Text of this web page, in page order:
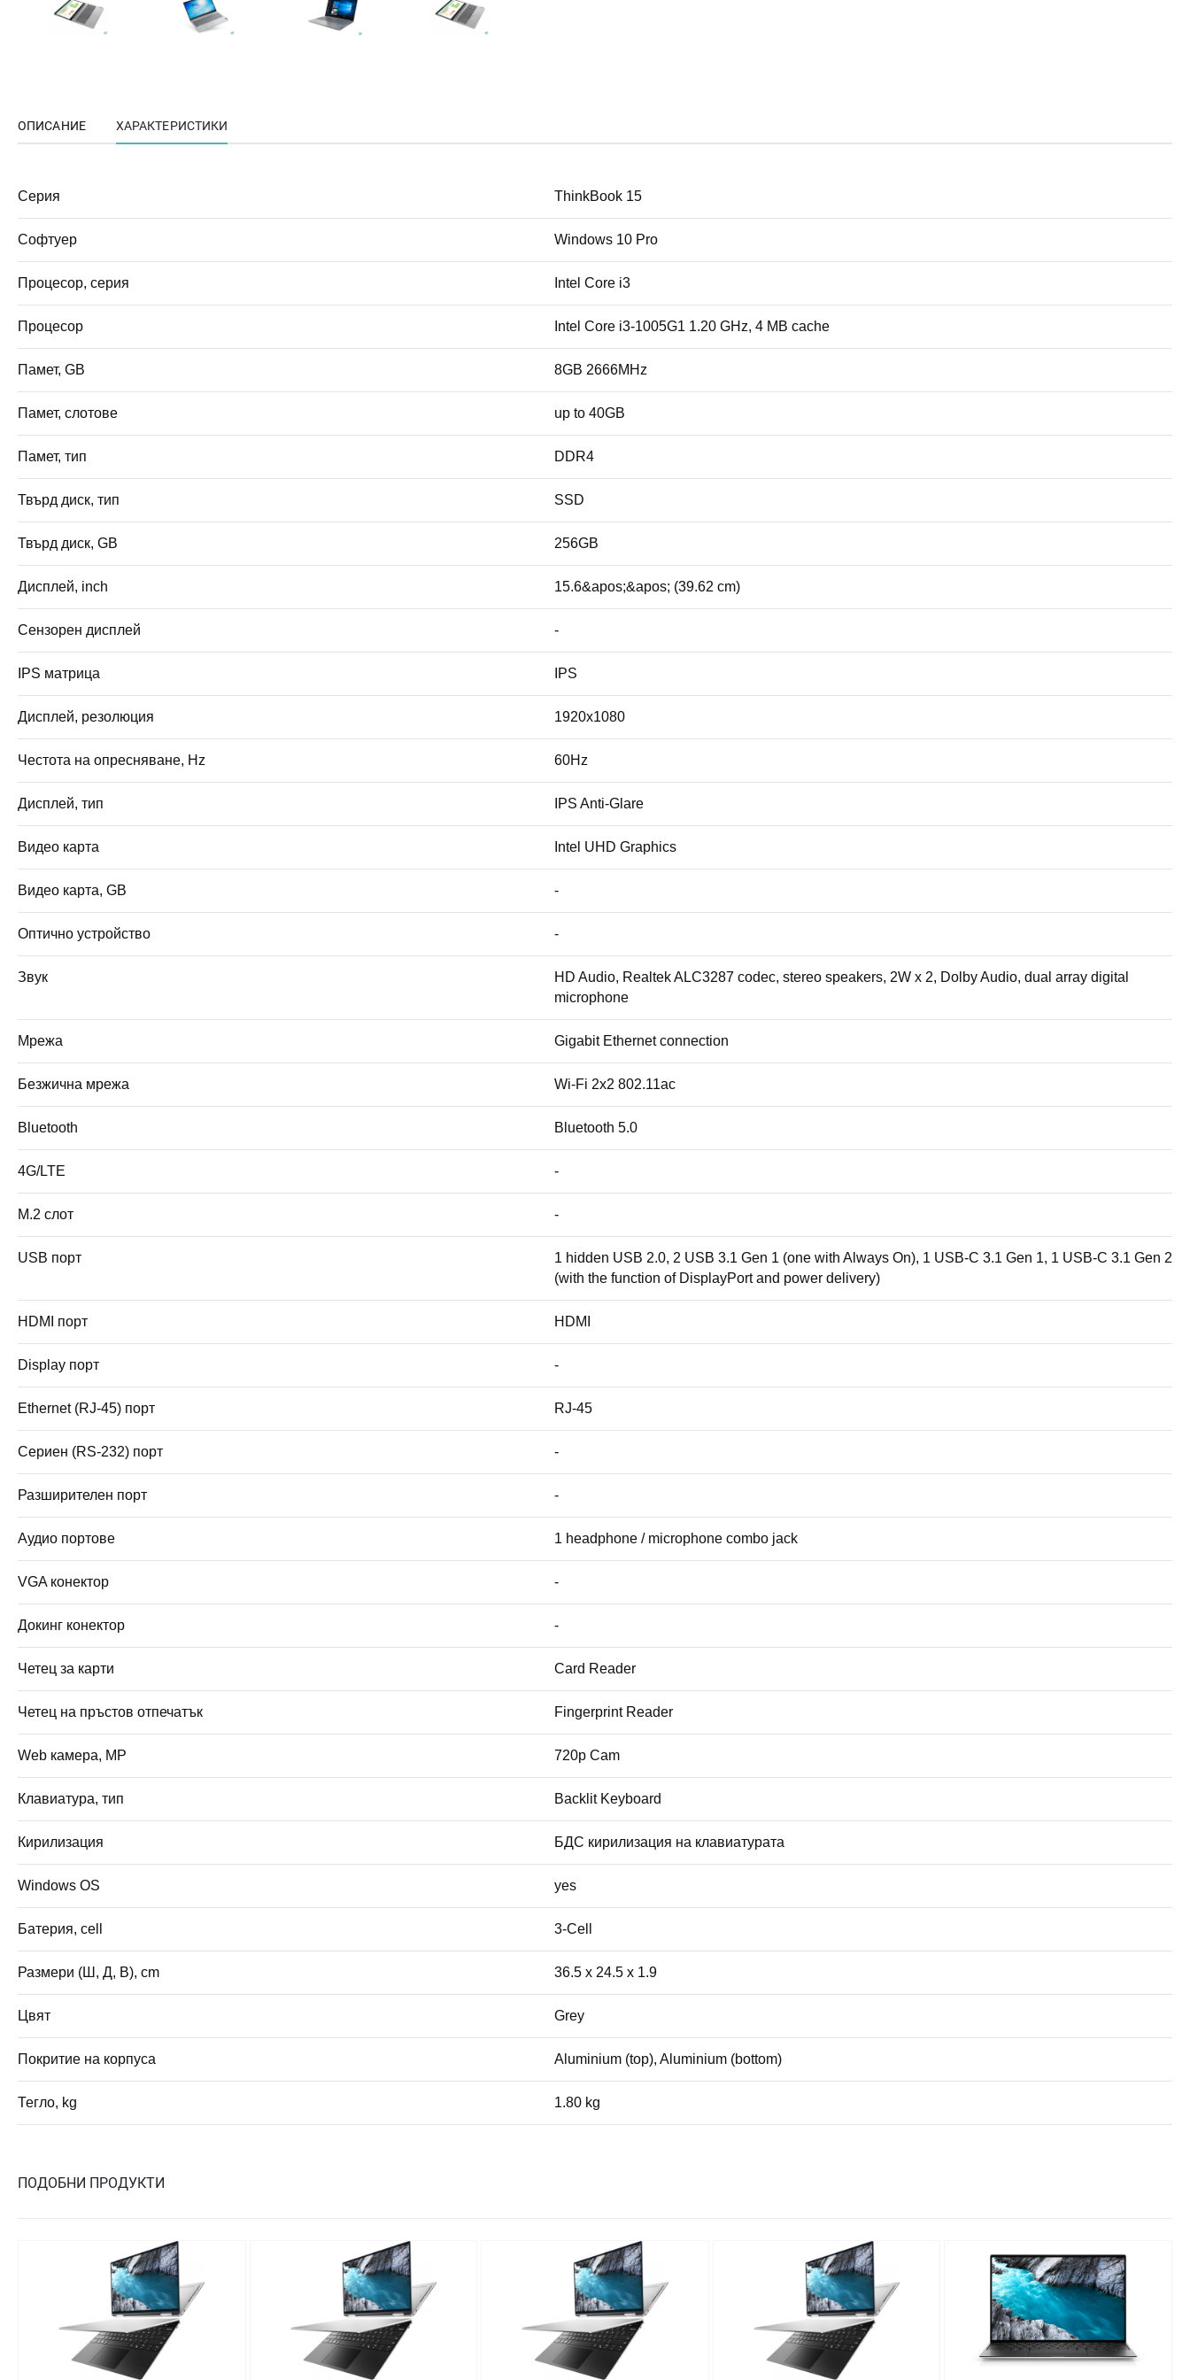
ОПИСАНИЕ ХАРАКТЕРИСТИКИ
Серия ThinkBook 15
Софтуер Windows 10 Pro
Процесор, серия Intel Core i3
Процесор Intel Core i3-1005G1 1.20 GHz, 4 MB cache
Памет, GB 8GB 2666MHz
Памет, слотове up to 40GB
Памет, тип DDR4
Твърд диск, тип SSD
Твърд диск, GB 256GB
Дисплей, inch 15.6&apos;&apos; (39.62 cm)
Сензорен дисплей -
IPS матрица IPS
Дисплей, резолюция 1920x1080
Честота на опресняване, Hz 60Hz
Дисплей, тип IPS Anti-Glare
Видео карта Intel UHD Graphics
Видео карта, GB -
Оптично устройство -
Звук
HD Audio, Realtek ALC3287 codec, stereo speakers, 2W x 2, Dolby Audio, dual array digital
microphone
Мрежа Gigabit Ethernet connection
Безжична мрежа Wi-Fi 2x2 802.11ac
Bluetooth Bluetooth 5.0
4G/LTE -
M.2 слот -
USB порт
1 hidden USB 2.0, 2 USB 3.1 Gen 1 (one with Always On), 1 USB-C 3.1 Gen 1, 1 USB-C 3.1 Gen 2
(with the function of DisplayPort and power delivery)
HDMI порт HDMI
Display порт -
Ethernet (RJ-45) порт RJ-45
Сериен (RS-232) порт -
Разширителен порт -
Аудио портове 1 headphone / microphone combo jack
VGA конектор -
Докинг конектор -
Четец за карти Card Reader
Четец на пръстов отпечатък Fingerprint Reader
Web камера, MP 720p Cam
Клавиатура, тип Backlit Keyboard
Кирилизация БДС кирилизация на клавиатурата
Windows OS yes
Батерия, cell 3-Cell
Размери (Ш, Д, В), cm 36.5 x 24.5 x 1.9
Цвят Grey
Покритие на корпуса Aluminium (top), Aluminium (bottom)
Тегло, kg 1.80 kg
ПОДОБНИ ПРОДУКТИ